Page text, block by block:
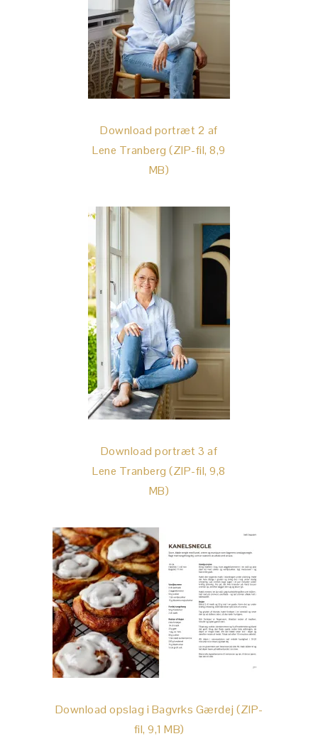
Download portræt 2 af
Lene Tranberg (ZIP-fil, 8,9
MB)
Download portræt 3 af
Lene Tranberg (ZIP-fil, 9,8
MB)
Download opslag i Bagvrks Gærdej (ZIP-
fil, 9,1 MB)